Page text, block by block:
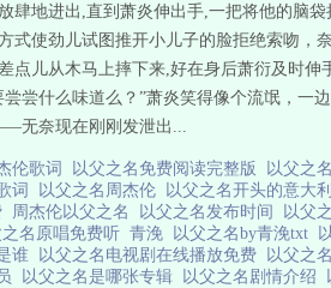
肆地进出,直到萧炎伸出手,一把将他的脑
式使劲儿试图推开小儿子的脸拒绝索吻
点儿从木马上摔下来,好在身后萧衍及时
尝什么味道么？”萧炎笑得像个流氓，一
无奈现在刚刚发泄出...
伦歌词 以父之名免费阅读完整版 以父之
词 以父之名周杰伦 以父之名开头的意大
周杰伦以父之名 以父之名发布时间 以父
之名原唱免费听 青浼 以父之名by青浼txt
谁 以父之名电视剧在线播放免费 以父之
以父之名是哪张专辑 以父之名剧情介绍